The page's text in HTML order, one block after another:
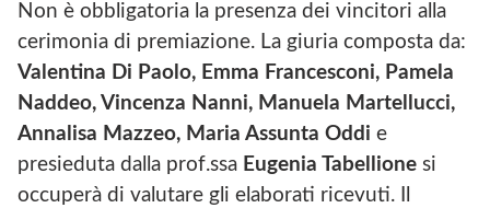
Non è obbligatoria la presenza dei vincitori alla
cerimonia di premiazione. La giuria composta da:
Valentina Di Paolo, Emma Francesconi, Pamela
Naddeo, Vincenza Nanni, Manuela Martellucci,
Annalisa Mazzeo, Maria Assunta Oddi e
presieduta dalla prof.ssa Eugenia Tabellione si
occuperà di valutare gli elaborati ricevuti. Il